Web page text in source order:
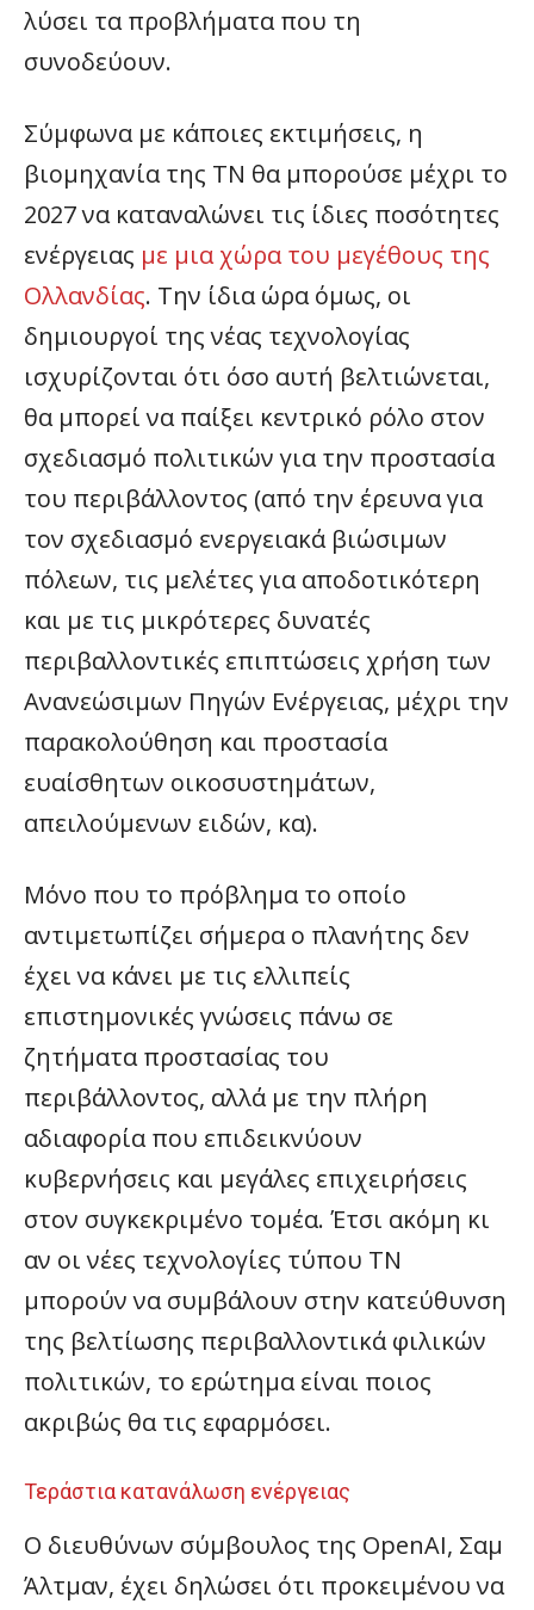
λύσει τα προβλήματα που τη
συνοδεύουν.
Σύμφωνα με κάποιες εκτιμήσεις, η
βιομηχανία της ΤΝ θα μπορούσε μέχρι το
2027 να καταναλώνει τις ίδιες ποσότητες
ενέργειας με μια χώρα του μεγέθους της
Ολλανδίας. Την ίδια ώρα όμως, οι
δημιουργοί της νέας τεχνολογίας
ισχυρίζονται ότι όσο αυτή βελτιώνεται,
θα μπορεί να παίξει κεντρικό ρόλο στον
σχεδιασμό πολιτικών για την προστασία
του περιβάλλοντος (από την έρευνα για
τον σχεδιασμό ενεργειακά βιώσιμων
πόλεων, τις μελέτες για αποδοτικότερη
και με τις μικρότερες δυνατές
περιβαλλοντικές επιπτώσεις χρήση των
Ανανεώσιμων Πηγών Ενέργειας, μέχρι την
παρακολούθηση και προστασία
ευαίσθητων οικοσυστημάτων,
απειλούμενων ειδών, κα).
Μόνο που το πρόβλημα το οποίο
αντιμετωπίζει σήμερα ο πλανήτης δεν
έχει να κάνει με τις ελλιπείς
επιστημονικές γνώσεις πάνω σε
ζητήματα προστασίας του
περιβάλλοντος, αλλά με την πλήρη
αδιαφορία που επιδεικνύουν
κυβερνήσεις και μεγάλες επιχειρήσεις
στον συγκεκριμένο τομέα. Έτσι ακόμη κι
αν οι νέες τεχνολογίες τύπου ΤΝ
μπορούν να συμβάλουν στην κατεύθυνση
της βελτίωσης περιβαλλοντικά φιλικών
πολιτικών, το ερώτημα είναι ποιος
ακριβώς θα τις εφαρμόσει.
Τεράστια κατανάλωση ενέργειας
Ο διευθύνων σύμβουλος της OpenAI, Σαμ
Άλτμαν, έχει δηλώσει ότι προκειμένου να